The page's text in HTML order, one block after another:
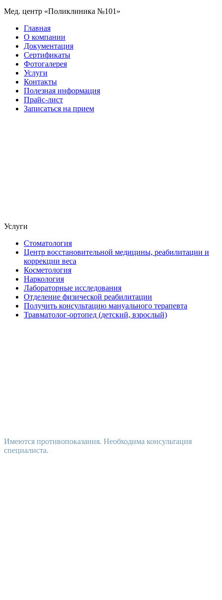
Мед. центр «Поликлиника №101»
Главная
О компании
Документация
Сертификаты
Фотогалерея
Услуги
Контакты
Полезная информация
Прайс-лист
Записаться на прием
Услуги
Стоматология
Центр восстановительной медицины, реабилитации и
коррекции веса
Косметология
Наркология
Лабораторные исследования
Отделение физической реабилитации
Получить консультацию мануального терапевта
Травматолог-ортопед (детский, взрослый)
Имеются противопоказания. Необходима консультация
специалиста.